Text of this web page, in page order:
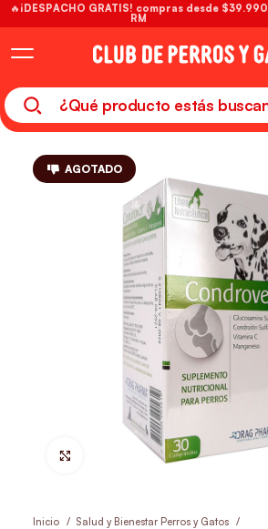
AGOTADO
Hacer Zoom
Inicio
Salud y Bienestar Perros y Gatos
🔥¡DESPACHO GRATIS! compras desde $39.990
RM